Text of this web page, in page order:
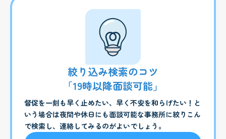
絞り込み検索のコツ
「19時以降面談可能」
督促を一刻も早く止めたい、早く不安を和らげたい！と
いう場合は夜間や休日にも面談可能な事務所に絞りこん
で検索し、連絡してみるのがよいでしょう。